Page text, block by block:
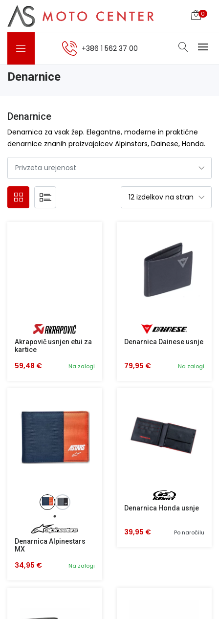
0
+386 1 562 37 00
Denarnice
Denarnice
Denarnica za vsak žep. Elegantne, moderne in praktične
denarnice znanih proizvajalcev Alpinstars, Dainese, Honda.
Akrapovič usnjen etui za
kartice
Na zalogi
59,48 €
Denarnica Dainese usnje
Na zalogi
79,95 €
Denarnica Alpinestars
MX
Na zalogi
34,95 €
Denarnica Honda usnje
Po naročilu
39,95 €